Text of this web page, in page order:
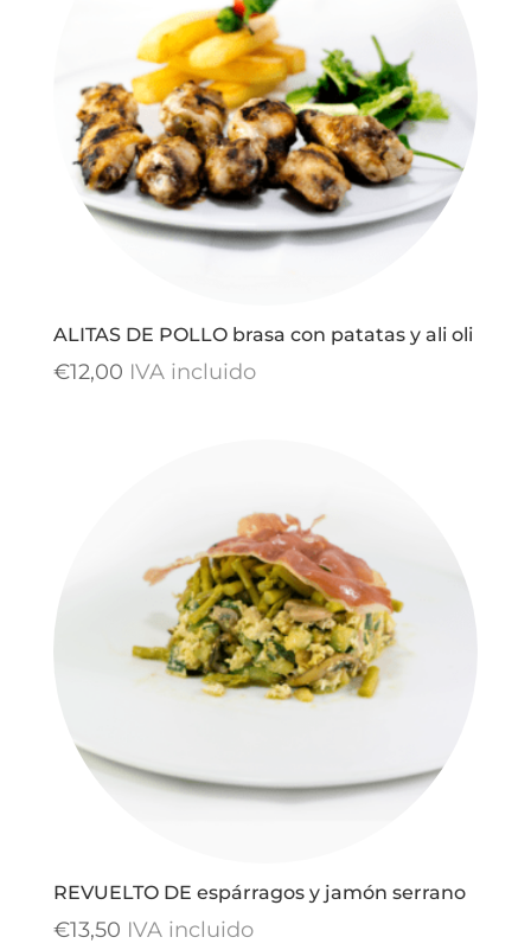
ALITAS DE POLLO brasa con patatas y ali oli
€12,00 IVA incluido
REVUELTO DE espárragos y jamón serrano
€13,50 IVA incluido